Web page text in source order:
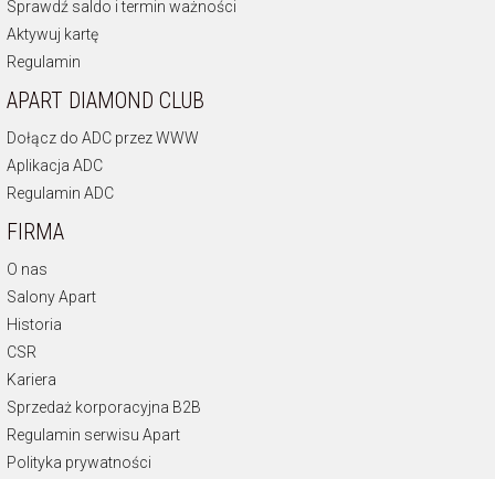
Sprawdź saldo i termin ważności
Aktywuj kartę
Regulamin
APART DIAMOND CLUB
Dołącz do ADC przez WWW
Aplikacja ADC
Regulamin ADC
FIRMA
O nas
Salony Apart
Historia
CSR
Kariera
Sprzedaż korporacyjna B2B
Regulamin serwisu Apart
Polityka prywatności